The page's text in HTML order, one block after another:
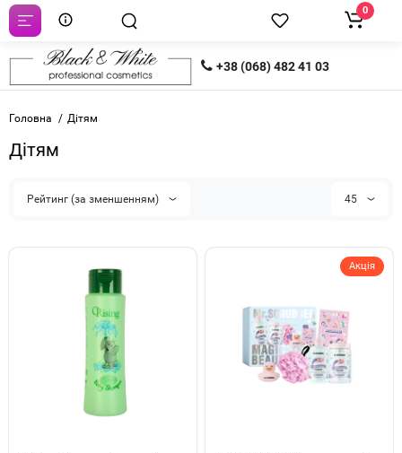
+38 (068) 482 41 03
0
Головна Дітям
Дітям
Рейтинг (за зменшенням) 45
Акція